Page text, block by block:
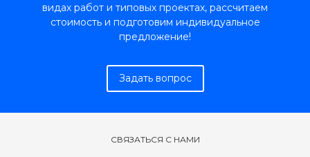
видах работ и типовых проектах, рассчитаем
стоимость и подготовим индивидуальное
предложение!
Задать вопрос
СВЯЗАТЬСЯ С НАМИ